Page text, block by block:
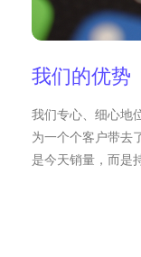
我们的优势
我们专心、细心地
为一个个客户带去
是今天销量，而是